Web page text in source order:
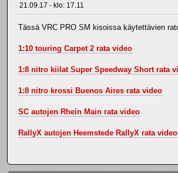
21.09.17 - klo: 17.11
Tässä VRC PRO SM kisoissa käytettävien
1:10 touring Carpet 2 rata video
1:8 nitro kiilat Super Speedway Short rata
1:8 nitro krossi Buenos Aires rata video
SC autojen Rhein Main rata video
RallyX autojen Heemstede RallyX rata video